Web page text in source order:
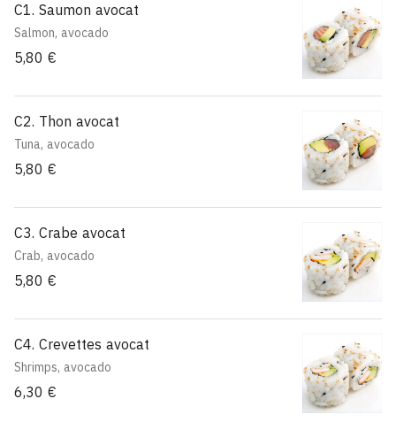
C1. Saumon avocat
Salmon, avocado
5,80 €
C2. Thon avocat
Tuna, avocado
5,80 €
C3. Crabe avocat
Crab, avocado
5,80 €
C4. Crevettes avocat
Shrimps, avocado
6,30 €